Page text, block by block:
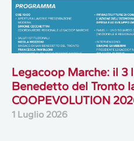
Legacoop Marche: il 3
Benedetto del Tronto
COOPEVOLUTION
1 Luglio 2026